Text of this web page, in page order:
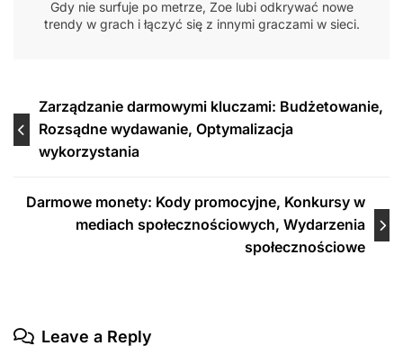
Gdy nie surfuje po metrze, Zoe lubi odkrywać nowe
trendy w grach i łączyć się z innymi graczami w sieci.
Post
navigation
Zarządzanie darmowymi kluczami: Budżetowanie,
Rozsądne wydawanie, Optymalizacja
wykorzystania
Darmowe monety: Kody promocyjne, Konkursy w
mediach społecznościowych, Wydarzenia
społecznościowe
Leave a Reply